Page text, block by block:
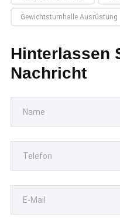
Gewichtsturnhalle Ausrüstung
Hinterlassen
Nachricht